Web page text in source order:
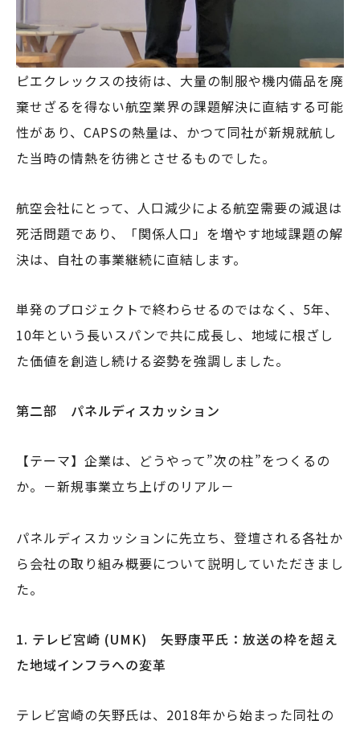
ピエクレックスの技術は、大量の制服や機内備品を廃
棄せざるを得ない航空業界の課題解決に直結する可能
性があり、CAPSの熱量は、かつて同社が新規就航し
た当時の情熱を彷彿とさせるものでした。
航空会社にとって、人口減少による航空需要の減退は
死活問題であり、「関係人口」を増やす地域課題の解
決は、自社の事業継続に直結します。
単発のプロジェクトで終わらせるのではなく、5年、
10年という長いスパンで共に成長し、地域に根ざし
た価値を創造し続ける姿勢を強調しました。
第二部 パネルディスカッション
【テーマ】企業は、どうやって”次の柱”をつくるの
か。－新規事業立ち上げのリアル－
パネルディスカッションに先立ち、登壇される各社か
ら会社の取り組み概要について説明していただきまし
た。
1. テレビ宮崎 (UMK) 矢野康平氏：放送の枠を超え
た地域インフラへの変革
テレビ宮崎の矢野氏は、2018年から始まった同社の